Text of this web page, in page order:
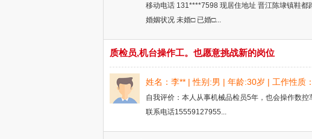
移动电话 131****7598 现居住地址 晋江陈埭镇鞋都
婚姻状况 未婚□ 已婚□...
质检员,机台操作工。也愿意挑战新的岗位
姓名：李** | 性别:男 | 年龄:30岁 | 工作性质
自我评价：本人从事机械品检员5年，也会操作数
联系电话15559127955...